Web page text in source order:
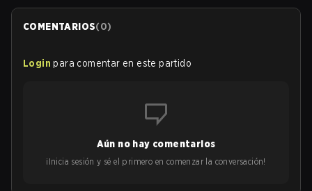
COMENTARIOS(0)
Login para comentar en este partido
Aún no hay comentarios
¡Inicia sesión y sé el primero en comenzar la conversación!